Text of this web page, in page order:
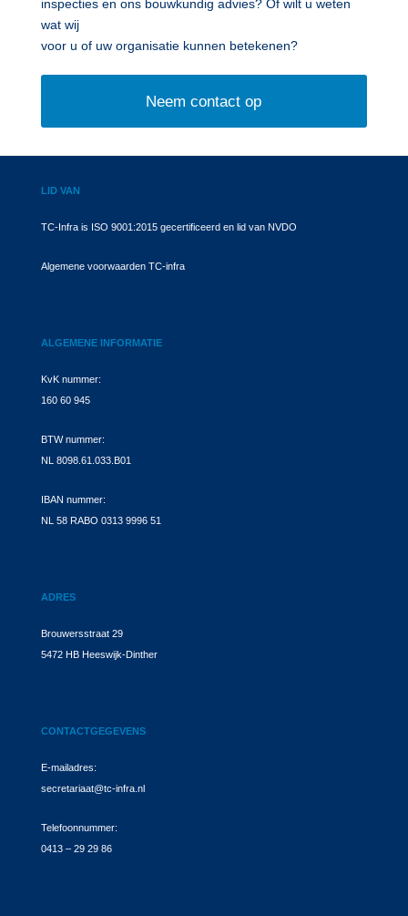
inspecties en ons bouwkundig advies? Of wilt u weten
wat wij
voor u of uw organisatie kunnen betekenen?
Neem contact op
LID VAN
TC-Infra is ISO 9001:2015 gecertificeerd en lid van NVDO
Algemene voorwaarden TC-infra
ALGEMENE INFORMATIE
KvK nummer:
160 60 945
BTW nummer:
NL 8098.61.033.B01
IBAN nummer:
NL 58 RABO 0313 9996 51
ADRES
Brouwersstraat 29
5472 HB Heeswijk-Dinther
CONTACTGEGEVENS
E-mailadres:
secretariaat@tc-infra.nl
Telefoonnummer:
0413 – 29 29 86